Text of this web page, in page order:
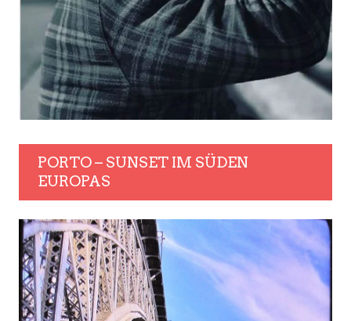
PORTO – SUNSET IM SÜDEN
EUROPAS